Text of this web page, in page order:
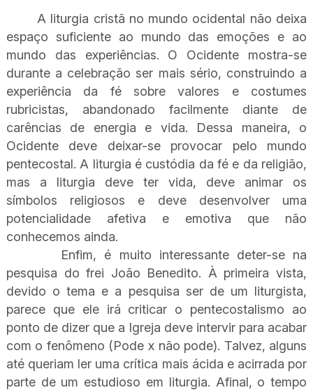
A liturgia cristã no mundo ocidental não deixa
espaço suficiente ao mundo das emoções e ao
mundo das experiências. O Ocidente mostra-se
durante a celebração ser mais sério, construindo a
experiência da fé sobre valores e costumes
rubricistas, abandonado facilmente diante de
carências de energia e vida. Dessa maneira, o
Ocidente deve deixar-se provocar pelo mundo
pentecostal. A liturgia é custódia da fé e da religião,
mas a liturgia deve ter vida, deve animar os
símbolos religiosos e deve desenvolver uma
potencialidade afetiva e emotiva que não
conhecemos ainda.
Enfim, é muito interessante deter-se na
pesquisa do frei João Benedito. À primeira vista,
devido o tema e a pesquisa ser de um liturgista,
parece que ele irá criticar o pentecostalismo ao
ponto de dizer que a Igreja deve intervir para acabar
com o fenômeno (Pode x não pode). Talvez, alguns
até queriam ler uma crítica mais ácida e acirrada por
parte de um estudioso em liturgia. Afinal, o tempo